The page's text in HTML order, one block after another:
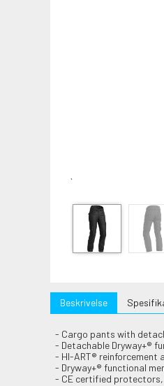
`
Beskrivelse
- Cargo pants with
- Detachable Dryway+®
- HI-ART® reinforcement
- Dryway+® functional
- CE certified protectors,